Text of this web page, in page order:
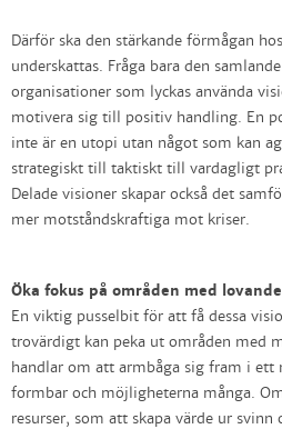
Därför ska den stärkande förmågan
underskattas. Fråga bara den
organisationer som lyckas använda
motivera sig till positiv handling. En
inte är en utopi utan något som kan
strategiskt till taktiskt till vardagligt
Delade visioner skapar också det
mer motståndskraftiga mot kriser.
Öka fokus på områden med
En viktig pusselbit för att få dessa
trovärdigt kan peka ut områden med
handlar om att armbåga sig fram i ett
formbar och möjligheterna många.
resurser, som att skapa värde ur